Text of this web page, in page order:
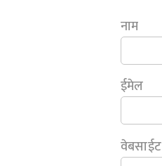
नाम
ईमेल
वेबसाईट